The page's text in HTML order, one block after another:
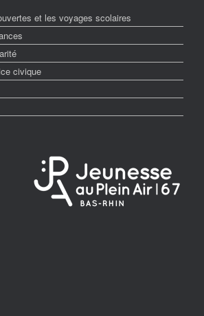
et les voyages scolaires
civique